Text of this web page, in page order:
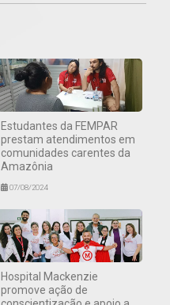
Estudantes da FEMPAR
prestam atendimentos em
comunidades carentes da
Amazônia
07/08/2024
Hospital Mackenzie
promove ação de